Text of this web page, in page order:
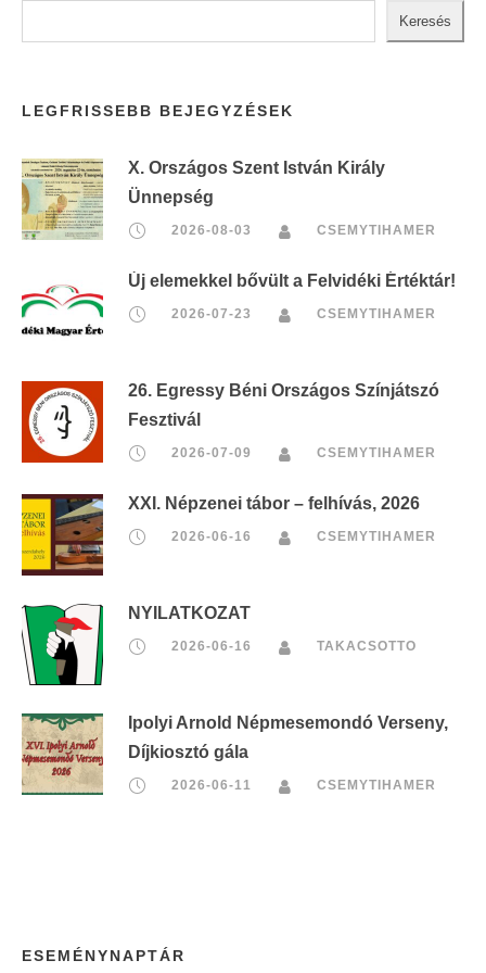
Keresés
LEGFRISSEBB BEJEGYZÉSEK
X. Országos Szent István Király
Ünnepség
2026-08-03 CSEMYTIHAMER
Új elemekkel bővült a Felvidéki Értéktár!
2026-07-23 CSEMYTIHAMER
26. Egressy Béni Országos Színjátszó
Fesztivál
2026-07-09 CSEMYTIHAMER
XXI. Népzenei tábor – felhívás, 2026
2026-06-16 CSEMYTIHAMER
NYILATKOZAT
2026-06-16 TAKACSOTTO
Ipolyi Arnold Népmesemondó Verseny,
Díjkiosztó gála
2026-06-11 CSEMYTIHAMER
ESEMÉNYNAPTÁR